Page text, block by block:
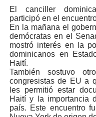
El canciller
participó en el
En la mañana el
demócratas en el
mostró interés en la
dominicanos en
Haití.
También sostuvo
congresistas de EU a
les permitió estar
Haití y la importancia
país. Este encuentro